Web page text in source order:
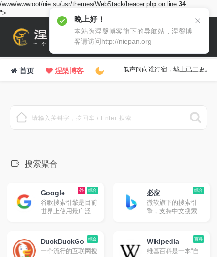
/www/wwwroot/nie.su/usr/themes/WebStack/header.php on line 34
">
首页 涅槃博客 低声问向谁行宿，城上已三更。
搜索聚合
综合
外
Google
谷歌搜索引擎是目前
世界上使用最广泛的
高。
综合
必应
微软旗下的搜索引
擎，支持中文搜索。
综合
DuckDuckGo
一个流行的互联网搜
百科
Wikipedia
维基百科是一本“自
晚上好！
本站为涅槃博客旗下的导航站，涅槃博
客请访问http://niepan.org